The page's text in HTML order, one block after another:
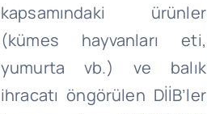
kapsamındaki ürünler
(kümes hayvanları eti,
yumurta vb.) ve balık
ihracatı öngörülen DİİB’ler